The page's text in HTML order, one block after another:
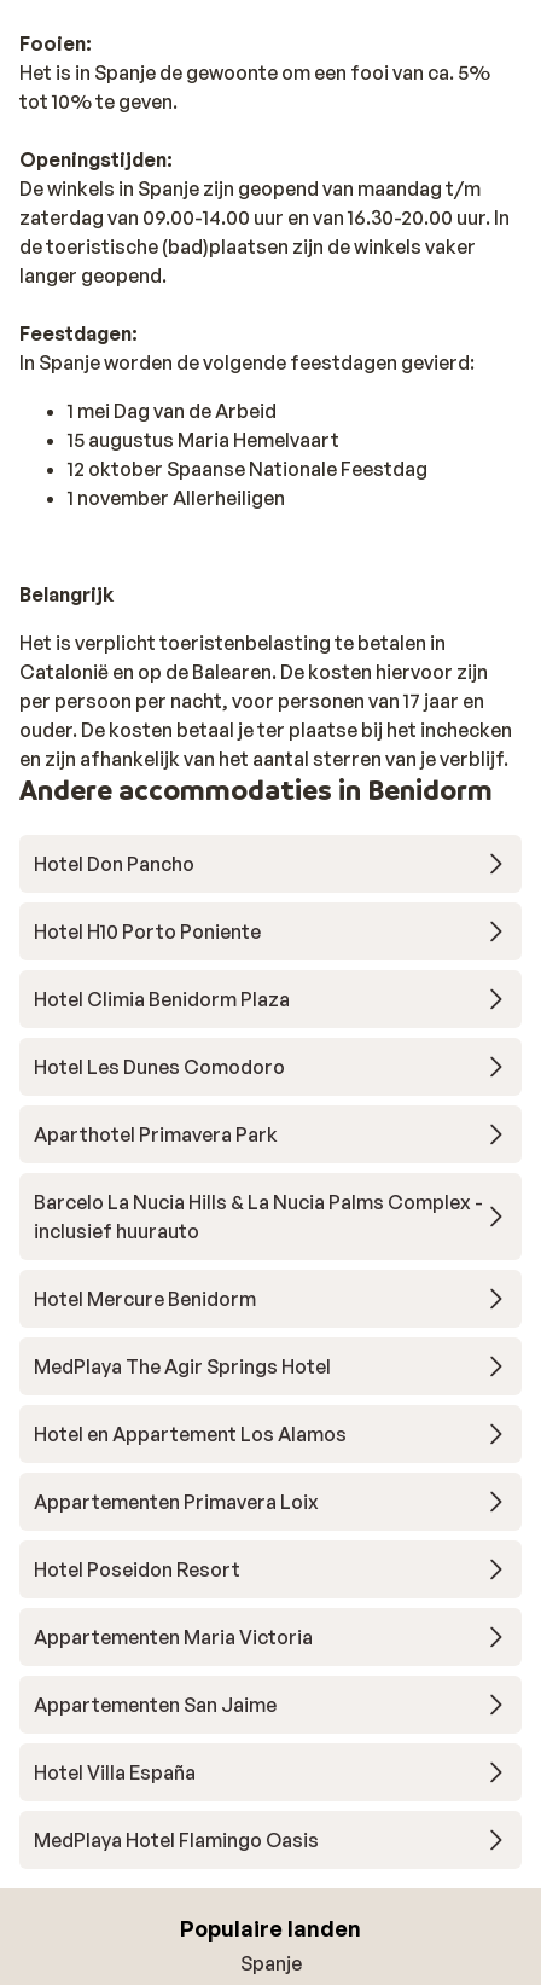
Fooien:
Het is in Spanje de gewoonte om een fooi van ca. 5%
tot 10% te geven.
Openingstijden:
De winkels in Spanje zijn geopend van maandag t/m
zaterdag van 09.00-14.00 uur en van 16.30-20.00 uur. In
de toeristische (bad)plaatsen zijn de winkels vaker
langer geopend.
Feestdagen:
In Spanje worden de volgende feestdagen gevierd:
1 mei Dag van de Arbeid
15 augustus Maria Hemelvaart
12 oktober Spaanse Nationale Feestdag
1 november Allerheiligen
Belangrijk
Het is verplicht toeristenbelasting te betalen in
Catalonië en op de Balearen. De kosten hiervoor zijn
per persoon per nacht, voor personen van 17 jaar en
ouder. De kosten betaal je ter plaatse bij het inchecken
en zijn afhankelijk van het aantal sterren van je verblijf.
Andere accommodaties in Benidorm
Hotel Don Pancho
Hotel H10 Porto Poniente
Hotel Climia Benidorm Plaza
Hotel Les Dunes Comodoro
Aparthotel Primavera Park
Barcelo La Nucia Hills & La Nucia Palms Complex -
inclusief huurauto
Hotel Mercure Benidorm
MedPlaya The Agir Springs Hotel
Hotel en Appartement Los Alamos
Appartementen Primavera Loix
Hotel Poseidon Resort
Appartementen Maria Victoria
Appartementen San Jaime
Hotel Villa España
MedPlaya Hotel Flamingo Oasis
Populaire landen
Spanje